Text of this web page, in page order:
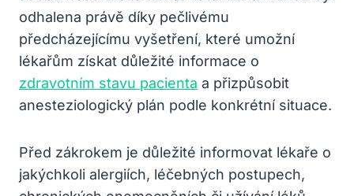
odhalena právě díky pečlivému
předcházejícímu vyšetření, které umožní
lékařům získat důležité informace o
zdravotním stavu pacienta a přizpůsobit
anesteziologický plán podle konkrétní situace.
Před zákrokem je důležité informovat lékaře o
jakýchkoli alergiích, léčebných postupech,